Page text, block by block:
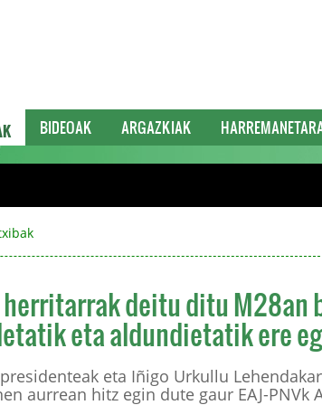
BIDEOAK ARGAZKIAK
deitu ditu M28an
eta aldundietatik ere
eta Iñigo Urkullu
aurrean hitz egin dute gaur EAJ-PNVk